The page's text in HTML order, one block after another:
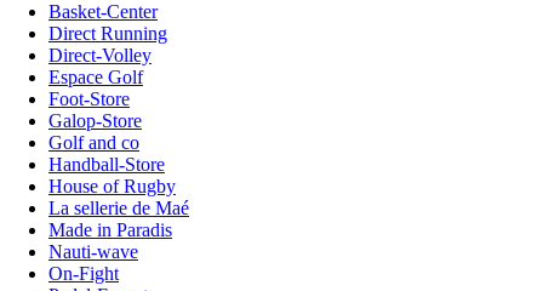
Basket-Center
Direct Running
Direct-Volley
Espace Golf
Foot-Store
Galop-Store
Golf and co
Handball-Store
House of Rugby
La sellerie de Maé
Made in Paradis
Nauti-wave
On-Fight